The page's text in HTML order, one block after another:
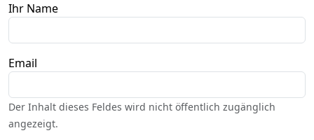
Ihr Name
Email
Der Inhalt dieses Feldes wird nicht öffentlich zugänglich
angezeigt.